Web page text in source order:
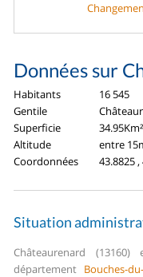
Données sur
Habitants
16 545
Gentile
Superficie
34.95Km²
Altitude
entre
Coordonnées
43.8825 ,
Situation
Châteaurenard
département Bouches-